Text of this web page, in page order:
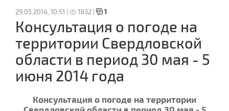
29.05.2014, 10:51 | 1832 | 1
Консультация о погоде на
территории Свердловской
области в период 30 мая - 5
июня 2014 года
Консультация о погоде на территории